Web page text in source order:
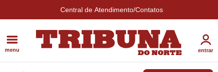
Central de Atendimento/Contatos
menu entrar